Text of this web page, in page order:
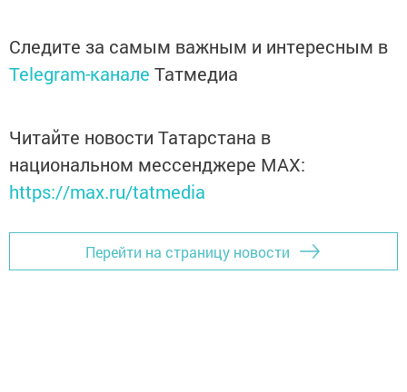
Следите за самым важным и интересным в
Telegram-канале Татмедиа
Читайте новости Татарстана в
национальном мессенджере MАХ:
https://max.ru/tatmedia
Перейти на страницу новости